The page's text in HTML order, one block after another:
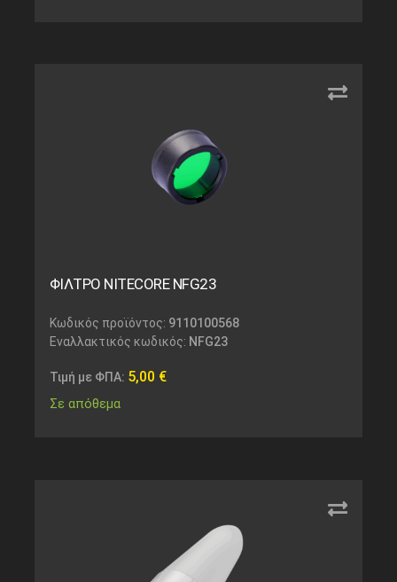
ΦΙΛΤΡΟ NITECORE NFG23
Κωδικός προϊόντος: 9110100568
Εναλλακτικός κωδικός: NFG23
Τιμή με ΦΠΑ: 5,00 €
Σε απόθεμα